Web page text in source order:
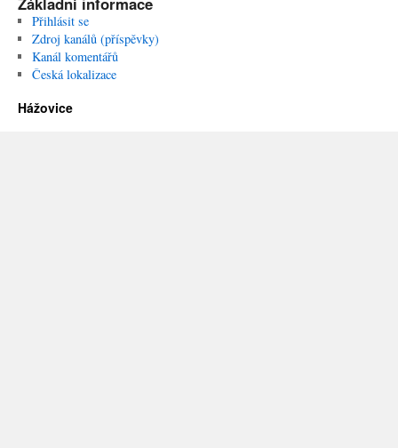
Přihlásit se
Zdroj kanálů (příspěvky)
Kanál komentářů
Česká lokalizace
Hážovice